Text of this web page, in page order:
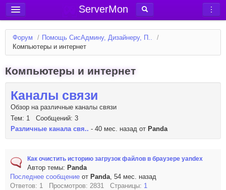
ServerMon
Добавить сервер
Мониторинг серверов
Статьи
Форум
Вход в аккаунт
Форум / Помощь СисАдмину, Дизайнеру, П..
/
Компьютеры и интернет
Компьютеры и интернет
Каналы связи
Обзор на различные каналы связи
Тем: 1 Сообщений: 3
Различные канала свя.. - 40 мес. назад от Panda
Как очистить историю загрузок файлов в браузере yandex
Автор темы: Panda
Последнее сообщение от Panda, 54 мес. назад
Ответов: 1 Просмотров: 2831 Страницы: 1